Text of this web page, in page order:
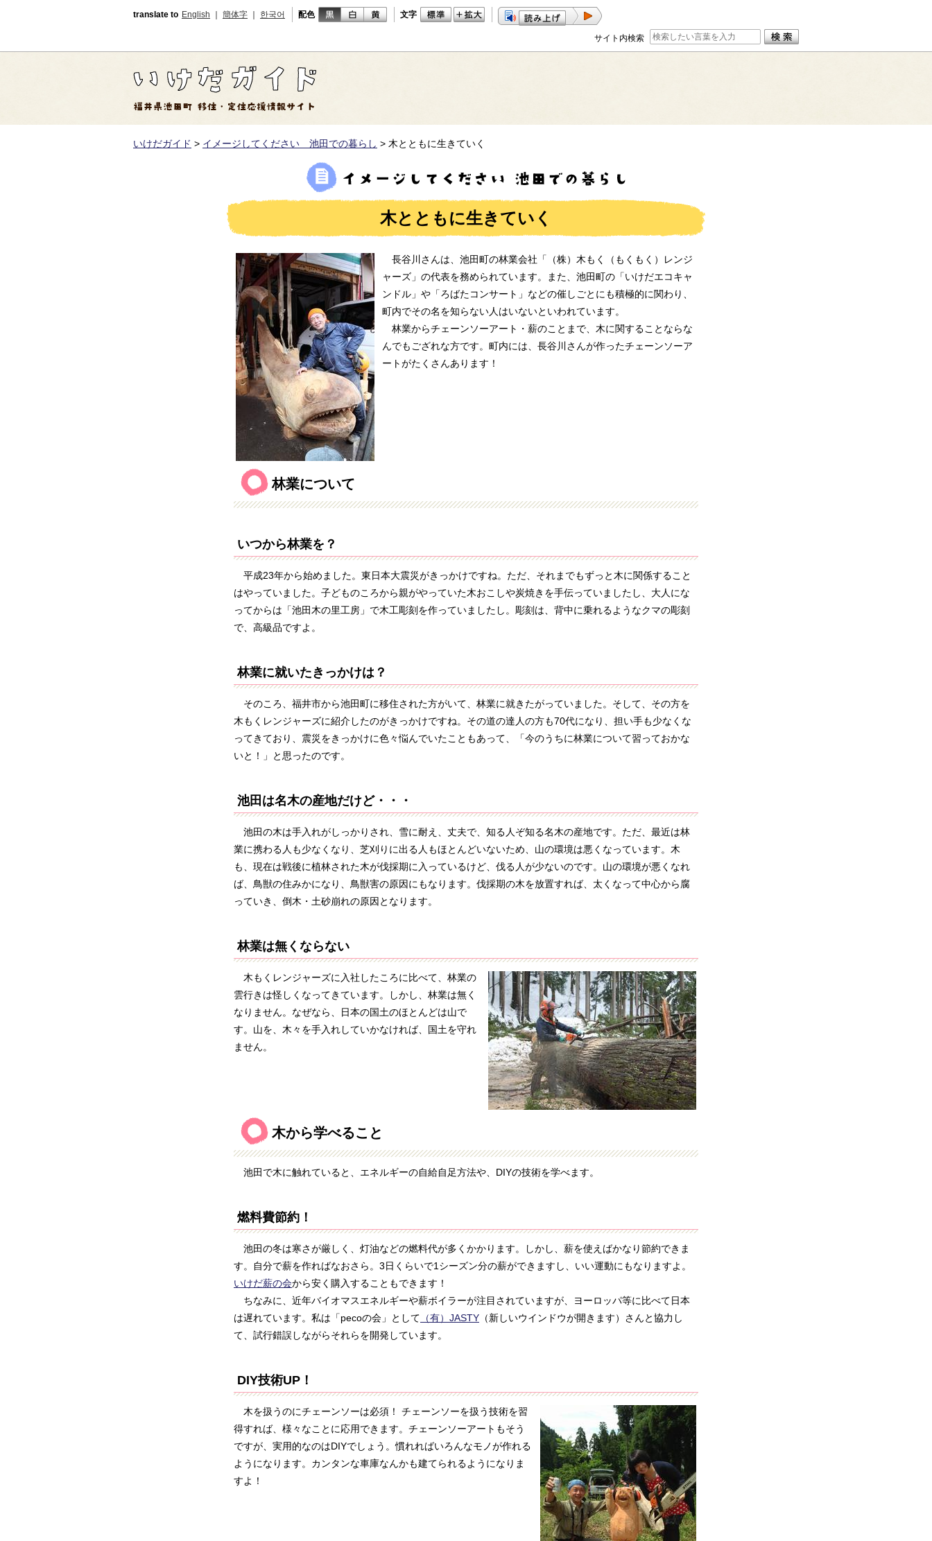
translate to English 簡体字 한국어 配色 文字
サイト内検索
いけだガイド > イメージしてください 池田での暮らし > 木とともに生きていく
木とともに生きていく
長谷川さんは、池田町の林業会社「（株）木もく（もくもく）レンジ
ャーズ」の代表を務められています。また、池田町の「いけだエコキャ
ンドル」や「ろばたコンサート」などの催しごとにも積極的に関わり、
町内でその名を知らない人はいないといわれています。
林業からチェーンソーアート・薪のことまで、木に関することならな
んでもござれな方です。町内には、長谷川さんが作ったチェーンソーア
ートがたくさんあります！
林業について
いつから林業を？
平成23年から始めました。東日本大震災がきっかけですね。ただ、それまでもずっと木に関係すること
はやっていました。子どものころから親がやっていた木おこしや炭焼きを手伝っていましたし、大人にな
ってからは「池田木の里工房」で木工彫刻を作っていましたし。彫刻は、背中に乗れるようなクマの彫刻
で、高級品ですよ。
林業に就いたきっかけは？
そのころ、福井市から池田町に移住された方がいて、林業に就きたがっていました。そして、その方を
木もくレンジャーズに紹介したのがきっかけですね。その道の達人の方も70代になり、担い手も少なくな
ってきており、震災をきっかけに色々悩んでいたこともあって、「今のうちに林業について習っておかな
いと！」と思ったのです。
池田は名木の産地だけど・・・
池田の木は手入れがしっかりされ、雪に耐え、丈夫で、知る人ぞ知る名木の産地です。ただ、最近は林
業に携わる人も少なくなり、芝刈りに出る人もほとんどいないため、山の環境は悪くなっています。木
も、現在は戦後に植林された木が伐採期に入っているけど、伐る人が少ないのです。山の環境が悪くなれ
ば、鳥獣の住みかになり、鳥獣害の原因にもなります。伐採期の木を放置すれば、太くなって中心から腐
っていき、倒木・土砂崩れの原因となります。
林業は無くならない
木もくレンジャーズに入社したころに比べて、林業の
雲行きは怪しくなってきています。しかし、林業は無く
なりません。なぜなら、日本の国土のほとんどは山で
す。山を、木々を手入れしていかなければ、国土を守れ
ません。
木から学べること
池田で木に触れていると、エネルギーの自給自足方法や、DIYの技術を学べます。
燃料費節約！
池田の冬は寒さが厳しく、灯油などの燃料代が多くかかります。しかし、薪を使えばかなり節約できま
す。自分で薪を作ればなおさら。3日くらいで1シーズン分の薪ができますし、いい運動にもなりますよ。
いけだ薪の会から安く購入することもできます！
ちなみに、近年バイオマスエネルギーや薪ボイラーが注目されていますが、ヨーロッパ等に比べて日本
は遅れています。私は「pecoの会」として （有）JASTY （新しいウインドウが開きます）さんと協力し
て、試行錯誤しながらそれらを開発しています。
DIY技術UP！
木を扱うのにチェーンソーは必須！ チェーンソーを扱う技術を習
得すれば、様々なことに応用できます。チェーンソーアートもそう
ですが、実用的なのはDIYでしょう。慣れればいろんなモノが作れる
ようになります。カンタンな車庫なんかも建てられるようになりま
すよ！